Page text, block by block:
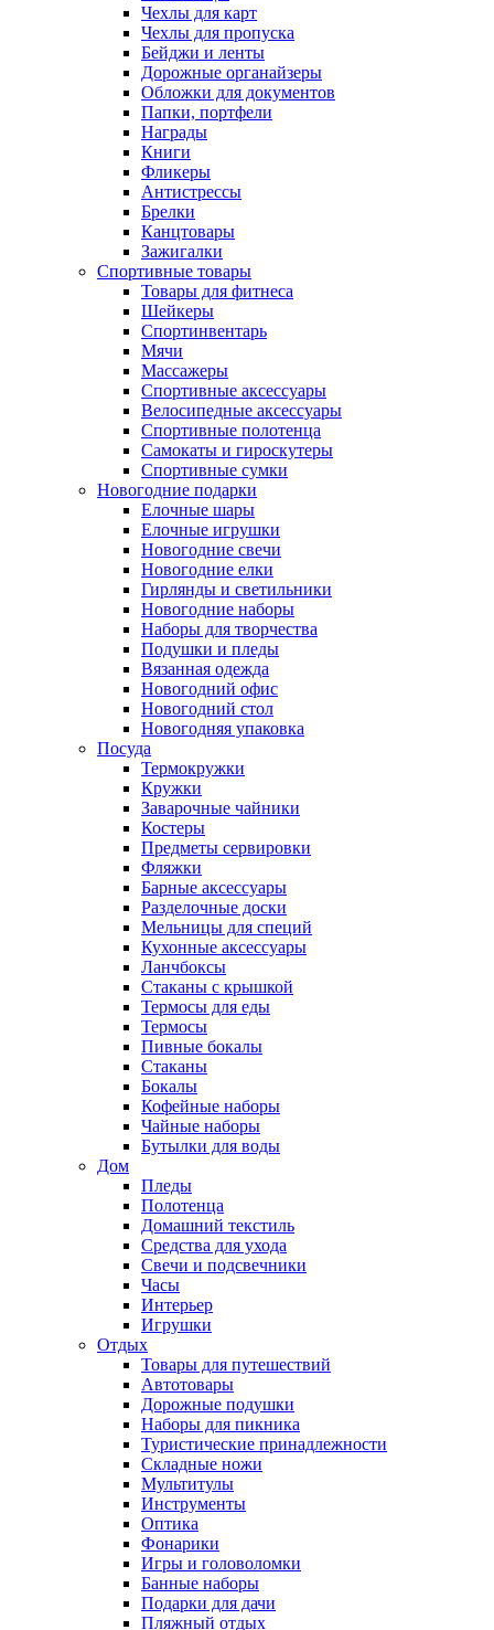
Чехлы для карт
Чехлы для пропуска
Бейджи и ленты
Дорожные органайзеры
Обложки для документов
Папки, портфели
Награды
Книги
Фликеры
Антистрессы
Брелки
Канцтовары
Зажигалки
Спортивные товары
Товары для фитнеса
Шейкеры
Спортинвентарь
Мячи
Массажеры
Спортивные аксессуары
Велосипедные аксессуары
Спортивные полотенца
Самокаты и гироскутеры
Спортивные сумки
Новогодние подарки
Елочные шары
Елочные игрушки
Новогодние свечи
Новогодние елки
Гирлянды и светильники
Новогодние наборы
Наборы для творчества
Подушки и пледы
Вязанная одежда
Новогодний офис
Новогодний стол
Новогодняя упаковка
Посуда
Термокружки
Кружки
Заварочные чайники
Костеры
Предметы сервировки
Фляжки
Барные аксессуары
Разделочные доски
Мельницы для специй
Кухонные аксессуары
Ланчбоксы
Стаканы с крышкой
Термосы для еды
Термосы
Пивные бокалы
Стаканы
Бокалы
Кофейные наборы
Чайные наборы
Бутылки для воды
Дом
Пледы
Полотенца
Домашний текстиль
Средства для ухода
Свечи и подсвечники
Часы
Интерьер
Игрушки
Отдых
Товары для путешествий
Автотовары
Дорожные подушки
Наборы для пикника
Туристические принадлежности
Складные ножи
Мультитулы
Инструменты
Оптика
Фонарики
Игры и головоломки
Банные наборы
Подарки для дачи
Пляжный отдых